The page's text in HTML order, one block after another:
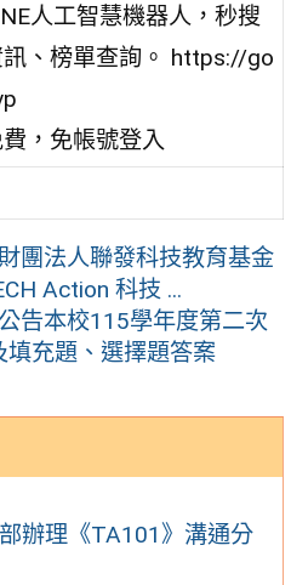
辦理《TA101》溝通分
人工智慧機器人，秒搜
訊、榜單查詢。 https://go
，免帳號登入
財團法人聯發科技教育基金
Action 科技 ...
公告本校115學年度第二次
充題、選擇題答案